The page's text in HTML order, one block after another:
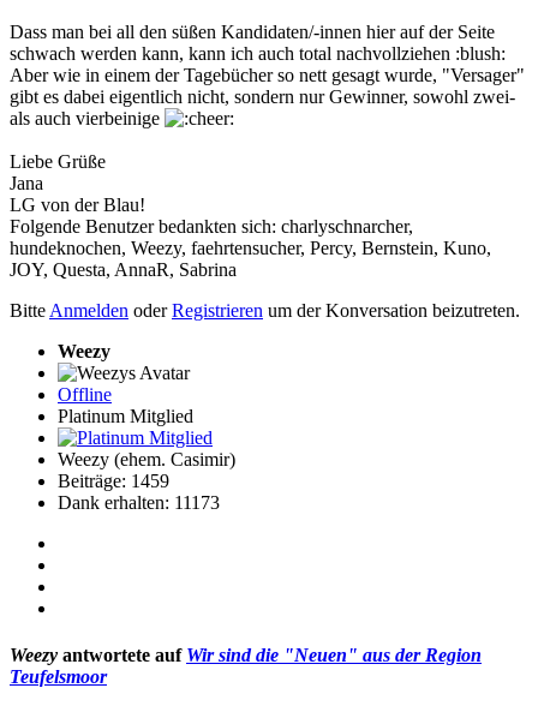
Dass man bei all den süßen Kandidaten/-innen hier auf der Seite
schwach werden kann, kann ich auch total nachvollziehen :blush:
Aber wie in einem der Tagebücher so nett gesagt wurde, "Versager"
gibt es dabei eigentlich nicht, sondern nur Gewinner, sowohl zwei-
als auch vierbeinige
Liebe Grüße
Jana
LG von der Blau!
Folgende Benutzer bedankten sich: charlyschnarcher,
hundeknochen, Weezy, faehrtensucher, Percy, Bernstein, Kuno,
JOY, Questa, AnnaR, Sabrina
Bitte Anmelden oderRegistrieren um der Konversation beizutreten.
Weezy
Offline
Platinum Mitglied
Weezy (ehem. Casimir)
Beiträge: 1459
Dank erhalten: 11173
Weezy antwortete auf Wir sind die "Neuen" aus der Region
Teufelsmoor